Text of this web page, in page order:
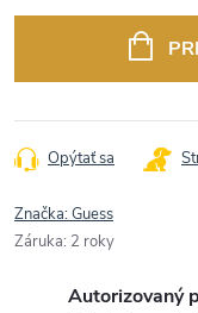
Opýtať sa
Značka:Guess
Záruka: 2 roky
Autorizovaný